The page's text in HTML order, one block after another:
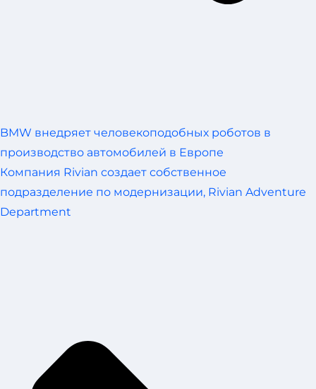
BMW внедряет человекоподобных роботов в
производство автомобилей в Европе
Компания Rivian создает собственное
подразделение по модернизации, Rivian Adventure
Department